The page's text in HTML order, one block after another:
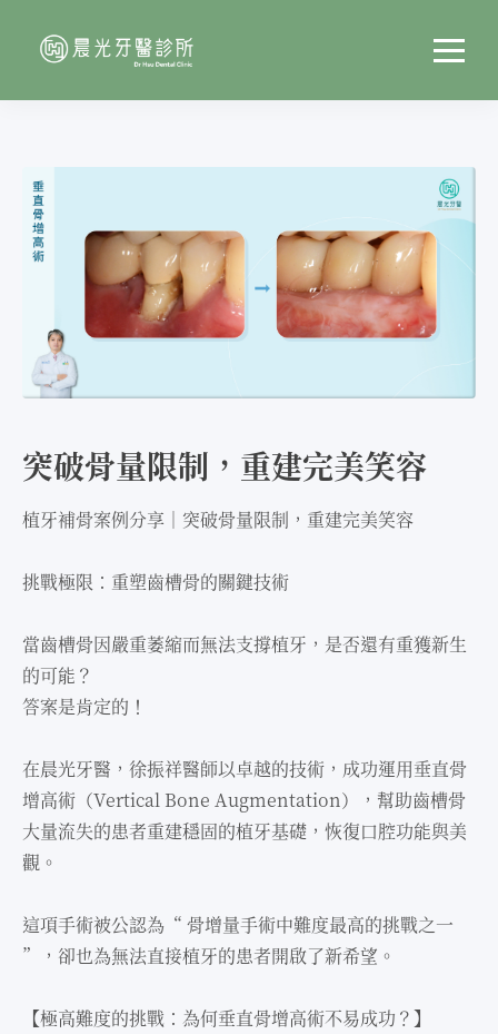
突破骨量限制，重建完美笑容
植牙補骨案例分享｜突破骨量限制，重建完美笑容
挑戰極限：重塑⿒槽骨的關鍵技術
當⿒槽骨因嚴重萎縮⽽無法⽀撐植牙，是否還有重獲新⽣
的可能？
答案是肯定的！
在晨光牙醫，徐振祥醫師以卓越的技術，成功運⽤垂直骨
增⾼術（Vertical Bone Augmentation），幫助⿒槽骨
⼤量流失的患者重建穩固的植牙基礎，恢復⼝腔功能與美
觀。
這項⼿術被公認為“ 骨增量⼿術中難度最⾼的挑戰之⼀
”，卻也為無法直接植牙的患者開啟了新希望。
【極⾼難度的挑戰：為何垂直骨增⾼術不易成功？】